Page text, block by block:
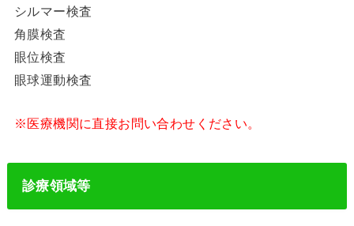
シルマー検査
角膜検査
眼位検査
眼球運動検査
※医療機関に直接お問い合わせください。
診療領域等